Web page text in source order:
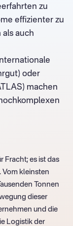
zu
effizienter zu
als auch
oder
machen
Fracht; es ist das
Vom kleinsten
Tonnen
dieser
und die
Logistik der